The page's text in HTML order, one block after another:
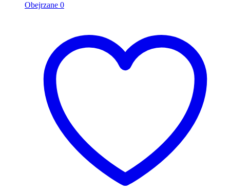
Obejrzane 0